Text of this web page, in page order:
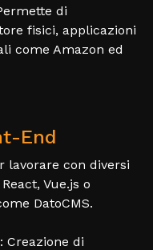
di
fisici, applicazioni
come Amazon ed
End
lavorare con diversi
Vue.js o
DatoCMS.
: Creazione di